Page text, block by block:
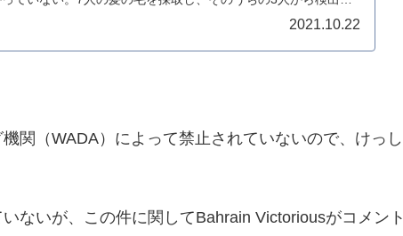
2021.10.22
関（WADA）によって禁止されていないので、けっし
ないが、この件に関してBahrain Victoriousがコメント